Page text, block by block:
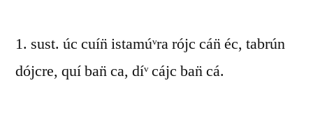
1. sust. úc cuín̈ istamúᵛra rójc cán̈ éc, tabrún
dójcre, quí ban̈ ca, díᵛ cájc ban̈ cá.